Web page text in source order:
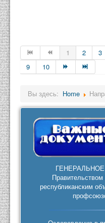
1
2 3
9
10
Вы здесь: Home
республиканским